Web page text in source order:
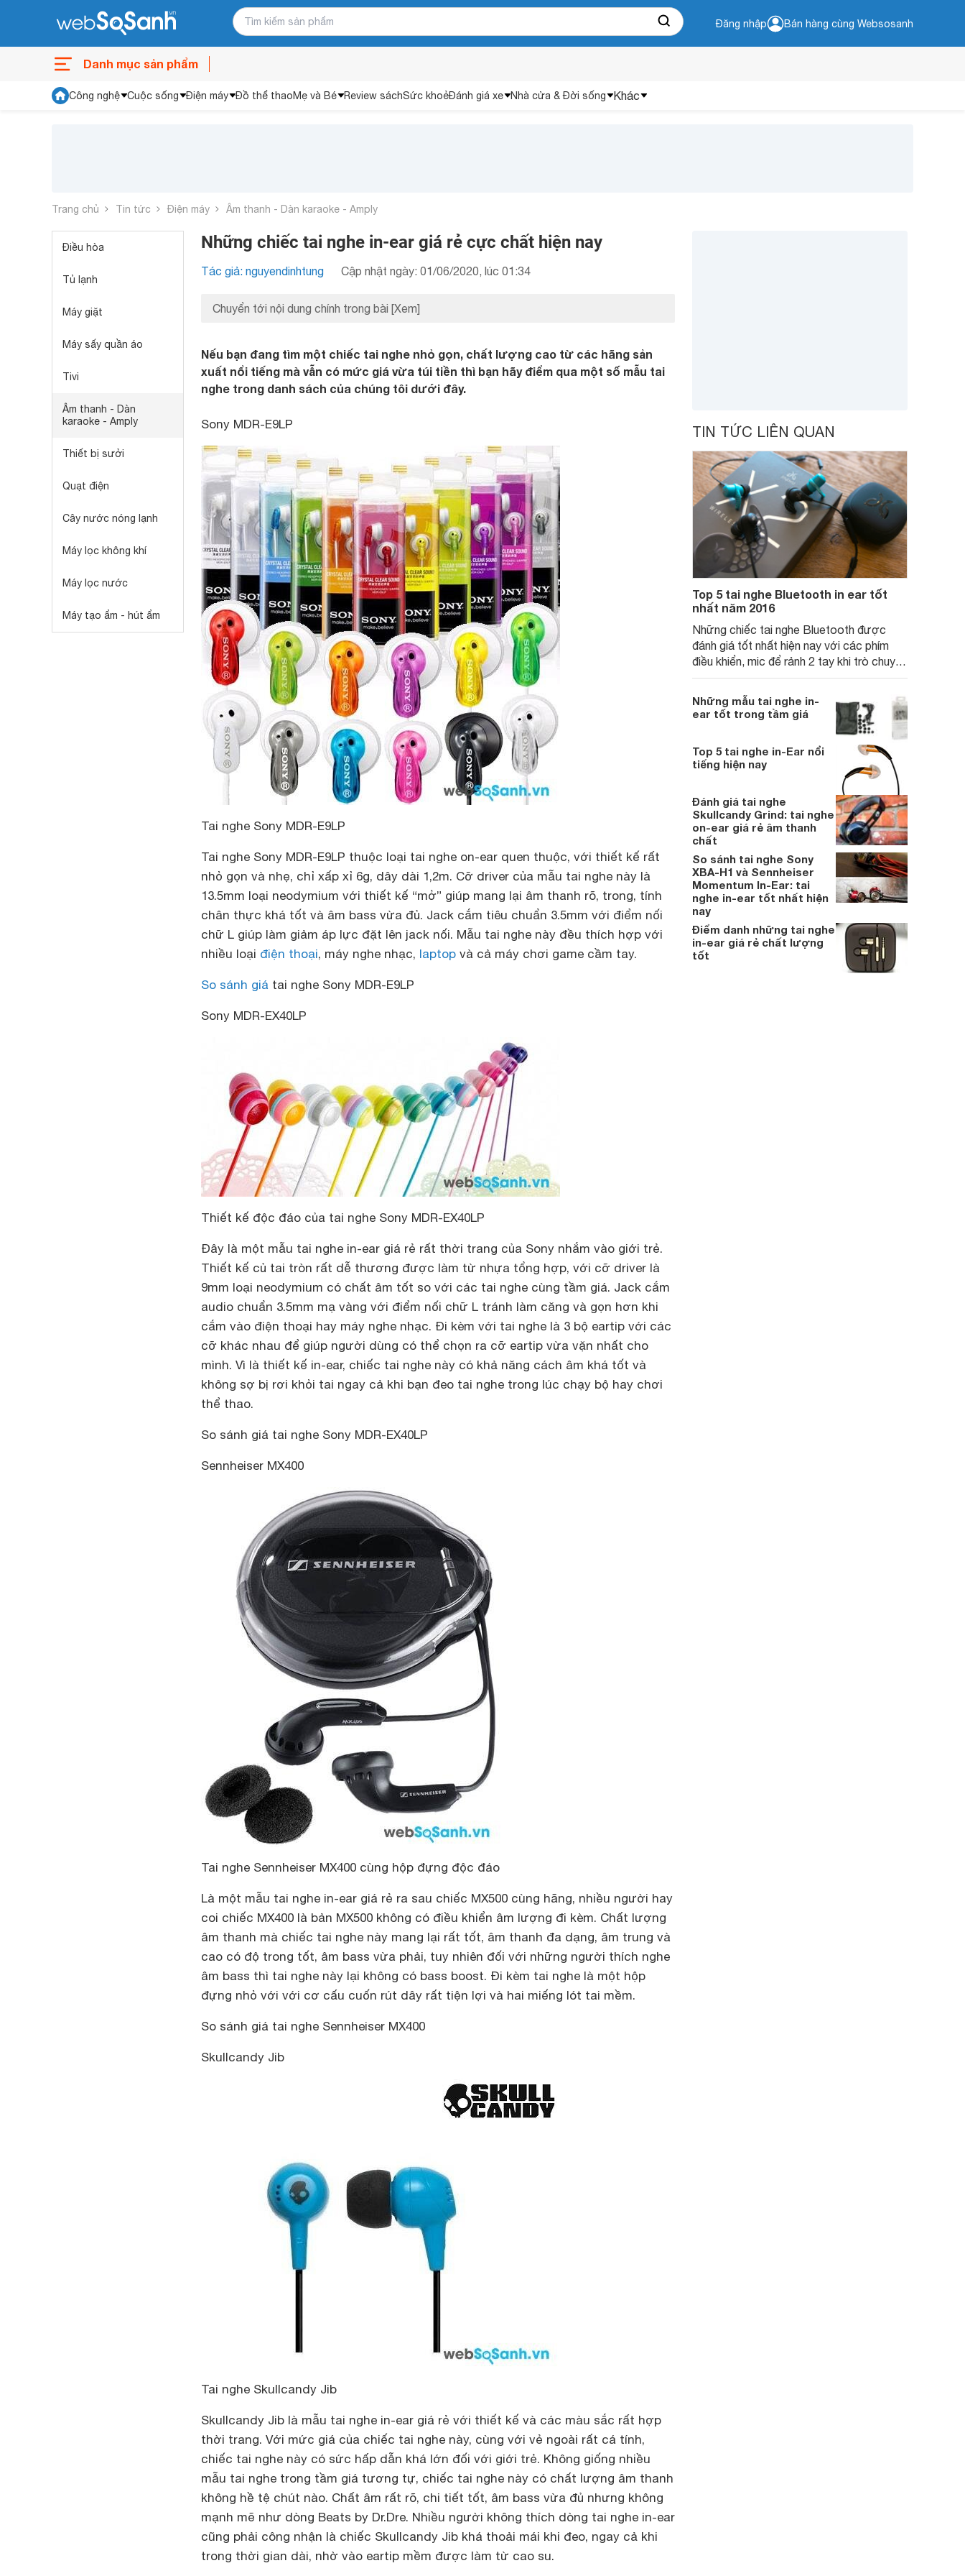
Đăng nhập Bán hàng cùng Websosanh
Danh mục sản phẩm
Công nghệ Cuộc sống Điện máy Đồ thể thaoMẹ và Bé Review sáchSức khoẻĐánh giá xe Nhà cửa & Đời sống Khác
Trang chủ Tin tức Điện máy Âm thanh - Dàn karaoke - Amply
Điều hòa
Tủ lạnh
Máy giặt
Máy sấy quần áo
Tivi
Âm thanh - Dàn
karaoke - Amply
Thiết bị sưởi
Quạt điện
Cây nước nóng lạnh
Máy lọc không khí
Máy lọc nước
Máy tạo ẩm - hút ẩm
Những chiếc tai nghe in-ear giá rẻ cực chất hiện nay
Tác giả: nguyendinhtung Cập nhật ngày: 01/06/2020, lúc 01:34
Chuyển tới nội dung chính trong bài [Xem]
Nếu bạn đang tìm một chiếc tai nghe nhỏ gọn, chất lượng cao từ các hãng sản
xuất nổi tiếng mà vẫn có mức giá vừa túi tiền thì bạn hãy điểm qua một số mẫu tai
nghe trong danh sách của chúng tôi dưới đây.
Sony MDR-E9LP
Tai nghe Sony MDR-E9LP
Tai nghe Sony MDR-E9LP thuộc loại tai nghe on-ear quen thuộc, với thiết kế rất
nhỏ gọn và nhẹ, chỉ xấp xỉ 6g, dây dài 1,2m. Cỡ driver của mẫu tai nghe này là
13.5mm loại neodymium với thiết kế “mở” giúp mang lại âm thanh rõ, trong, tính
chân thực khá tốt và âm bass vừa đủ. Jack cắm tiêu chuẩn 3.5mm với điểm nối
chữ L giúp làm giảm áp lực đặt lên jack nối. Mẫu tai nghe này đều thích hợp với
nhiều loại điện thoại, máy nghe nhạc, laptop và cả máy chơi game cầm tay.
So sánh giá tai nghe Sony MDR-E9LP
Sony MDR-EX40LP
Thiết kế độc đáo của tai nghe Sony MDR-EX40LP
Đây là một mẫu tai nghe in-ear giá rẻ rất thời trang của Sony nhắm vào giới trẻ.
Thiết kế củ tai tròn rất dễ thương được làm từ nhựa tổng hợp, với cỡ driver là
9mm loại neodymium có chất âm tốt so với các tai nghe cùng tầm giá. Jack cắm
audio chuẩn 3.5mm mạ vàng với điểm nối chữ L tránh làm căng và gọn hơn khi
cắm vào điện thoại hay máy nghe nhạc. Đi kèm với tai nghe là 3 bộ eartip với các
cỡ khác nhau để giúp người dùng có thể chọn ra cỡ eartip vừa vặn nhất cho
mình. Vì là thiết kế in-ear, chiếc tai nghe này có khả năng cách âm khá tốt và
không sợ bị rơi khỏi tai ngay cả khi bạn đeo tai nghe trong lúc chạy bộ hay chơi
thể thao.
So sánh giá tai nghe Sony MDR-EX40LP
Sennheiser MX400
Tai nghe Sennheiser MX400 cùng hộp đựng độc đáo
Là một mẫu tai nghe in-ear giá rẻ ra sau chiếc MX500 cùng hãng, nhiều người hay
coi chiếc MX400 là bản MX500 không có điều khiển âm lượng đi kèm. Chất lượng
âm thanh mà chiếc tai nghe này mang lại rất tốt, âm thanh đa dạng, âm trung và
cao có độ trong tốt, âm bass vừa phải, tuy nhiên đối với những người thích nghe
âm bass thì tai nghe này lại không có bass boost. Đi kèm tai nghe là một hộp
đựng nhỏ với với cơ cấu cuốn rút dây rất tiện lợi và hai miếng lót tai mềm.
So sánh giá tai nghe Sennheiser MX400
Skullcandy Jib
Tai nghe Skullcandy Jib
Skullcandy Jib là mẫu tai nghe in-ear giá rẻ với thiết kế và các màu sắc rất hợp
thời trang. Với mức giá của chiếc tai nghe này, cùng với vẻ ngoài rất cá tính,
chiếc tai nghe này có sức hấp dẫn khá lớn đối với giới trẻ. Không giống nhiều
mẫu tai nghe trong tầm giá tương tự, chiếc tai nghe này có chất lượng âm thanh
không hề tệ chút nào. Chất âm rất rõ, chi tiết tốt, âm bass vừa đủ nhưng không
mạnh mẽ như dòng Beats by Dr.Dre. Nhiều người không thích dòng tai nghe in-ear
cũng phải công nhận là chiếc Skullcandy Jib khá thoải mái khi đeo, ngay cả khi
trong thời gian dài, nhờ vào eartip mềm được làm từ cao su.
TIN TỨC LIÊN QUAN
Top 5 tai nghe Bluetooth in ear tốt
nhất năm 2016
Những chiếc tai nghe Bluetooth được
đánh giá tốt nhất hiện nay với các phím
điều khiển, mic để rảnh 2 tay khi trò chuyện
cùng nhiều tính năng đặc biệt khác.
Những mẫu tai nghe in-
ear tốt trong tầm giá
Top 5 tai nghe in-Ear nổi
tiếng hiện nay
Đánh giá tai nghe
Skullcandy Grind: tai nghe
on-ear giá rẻ âm thanh
chất
So sánh tai nghe Sony
XBA-H1 và Sennheiser
Momentum In-Ear: tai
nghe in-ear tốt nhất hiện
nay
Điểm danh những tai nghe
in-ear giá rẻ chất lượng
tốt